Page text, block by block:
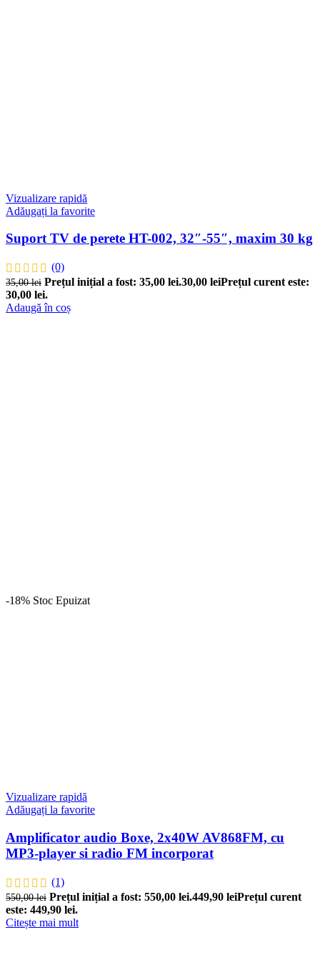
Vizualizare rapidă
Adăugați la favorite
Suport TV de perete HT-002, 32″-55″, maxim 30 kg
(0)
35,00lei Prețul inițial a fost: 35,00 lei.30,00 leiPrețul curent este:
30,00 lei.
Adaugă în coș
-18% Stoc Epuizat
Vizualizare rapidă
Adăugați la favorite
Amplificator audio Boxe, 2x40W AV868FM, cu
MP3-player si radio FM incorporat
(1)
550,00lei Prețul inițial a fost: 550,00 lei.449,90 leiPrețul curent
este: 449,90 lei.
Citește mai mult